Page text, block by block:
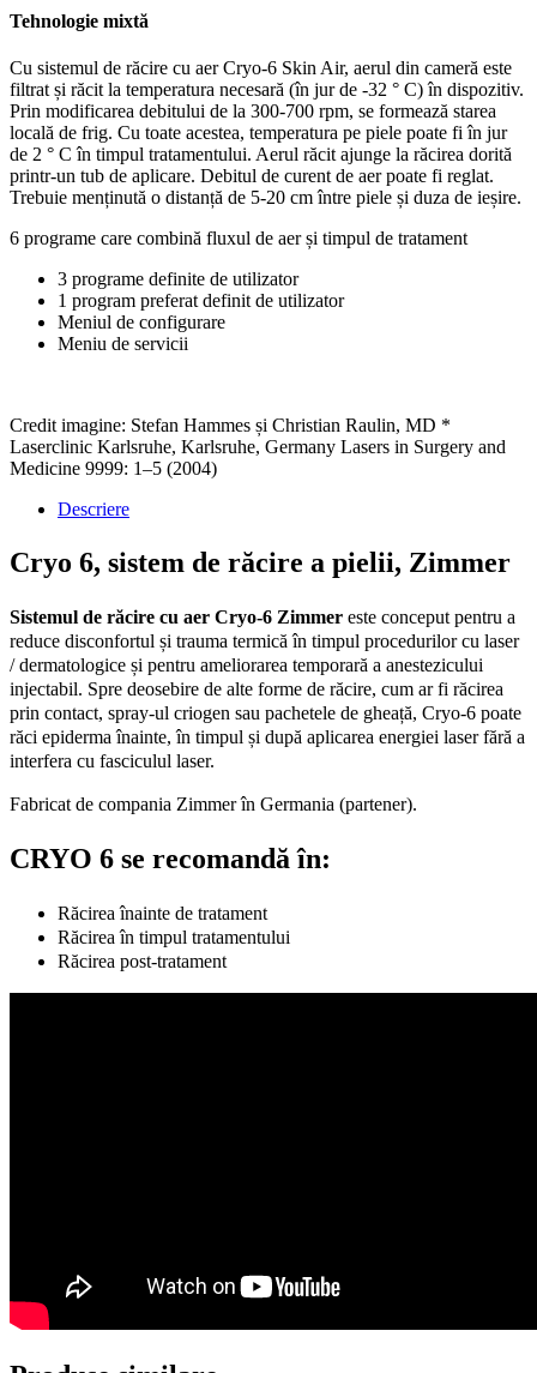
Tehnologie mixtă
Cu sistemul de răcire cu aer Cryo-6 Skin Air, aerul din cameră este
filtrat și răcit la temperatura necesară (în jur de -32 ° C) în dispozitiv.
Prin modificarea debitului de la 300-700 rpm, se formează starea
locală de frig. Cu toate acestea, temperatura pe piele poate fi în jur
de 2 ° C în timpul tratamentului. Aerul răcit ajunge la răcirea dorită
printr-un tub de aplicare. Debitul de curent de aer poate fi reglat.
Trebuie menținută o distanță de 5-20 cm între piele și duza de ieșire.
6 programe care combină fluxul de aer și timpul de tratament
3 programe definite de utilizator
1 program preferat definit de utilizator
Meniul de configurare
Meniu de servicii
Credit imagine: Stefan Hammes și Christian Raulin, MD *
Laserclinic Karlsruhe, Karlsruhe, Germany Lasers in Surgery and
Medicine 9999: 1–5 (2004)
Descriere
Cryo 6, sistem de răcire a pielii, Zimmer
Sistemul de răcire cu aer Cryo-6 Zimmer este conceput pentru a
reduce disconfortul și trauma termică în timpul procedurilor cu laser
/ dermatologice și pentru ameliorarea temporară a anestezicului
injectabil. Spre deosebire de alte forme de răcire, cum ar fi răcirea
prin contact, spray-ul criogen sau pachetele de gheață, Cryo-6 poate
răci epiderma înainte, în timpul și după aplicarea energiei laser fără a
interfera cu fasciculul laser.
Fabricat de compania Zimmer în Germania (partener).
CRYO 6 se recomandă în:
Răcirea înainte de tratament
Răcirea în timpul tratamentului
Răcirea post-tratament